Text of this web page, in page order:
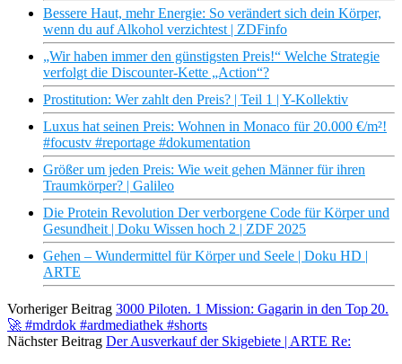
Bessere Haut, mehr Energie: So verändert sich dein Körper,
wenn du auf Alkohol verzichtest | ZDFinfo
„Wir haben immer den günstigsten Preis!“ Welche Strategie
verfolgt die Discounter-Kette „Action“?
Prostitution: Wer zahlt den Preis? | Teil 1 | Y-Kollektiv
Luxus hat seinen Preis: Wohnen in Monaco für 20.000 €/m²!
#focustv #reportage #dokumentation
Größer um jeden Preis: Wie weit gehen Männer für ihren
Traumkörper? | Galileo
Die Protein Revolution Der verborgene Code für Körper und
Gesundheit | Doku Wissen hoch 2 | ZDF 2025
Gehen – Wundermittel für Körper und Seele | Doku HD |
ARTE
Vorheriger Beitrag 3000 Piloten. 1 Mission: Gagarin in den Top 20.
🚀 #mdrdok #ardmediathek #shorts
Nächster Beitrag Der Ausverkauf der Skigebiete | ARTE Re: